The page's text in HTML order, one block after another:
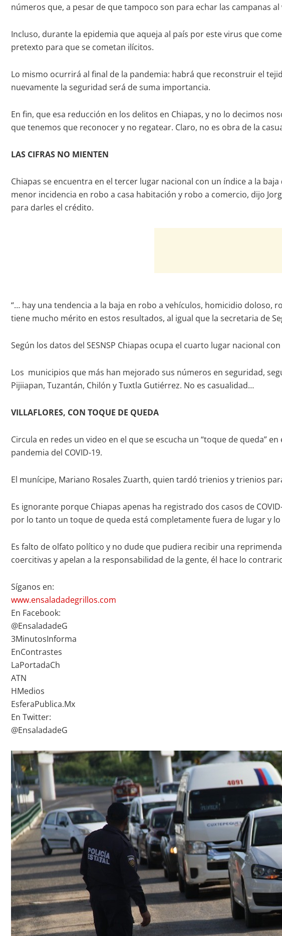
números que, a pesar de que tampoco son para echar las campanas
Incluso, durante la epidemia que aqueja al país por este virus que
pretexto para que se cometan ilícitos.
Lo mismo ocurrirá al final de la pandemia: habrá que reconstruir el
nuevamente la seguridad será de suma importancia.
En fin, que esa reducción en los delitos en Chiapas, y no lo decimos
que tenemos que reconocer y no regatear. Claro, no es obra de la
LAS CIFRAS NO MIENTEN
Chiapas se encuentra en el tercer lugar nacional con un índice a la
menor incidencia en robo a casa habitación y robo a comercio, dijo
para darles el crédito.
“… hay una tendencia a la baja en robo a vehículos, homicidio doloso,
tiene mucho mérito en estos resultados, al igual que la secretaria de
Según los datos del SESNSP Chiapas ocupa el cuarto lugar nacional
Los municipios que más han mejorado sus números en seguridad,
Pijiiapan, Tuzantán, Chilón y Tuxtla Gutiérrez. No es casualidad…
VILLAFLORES, CON TOQUE DE QUEDA
Circula en redes un video en el que se escucha un “toque de queda”
pandemia del COVID-19.
El munícipe, Mariano Rosales Zuarth, quien tardó trienios y trienios
Es ignorante porque Chiapas apenas ha registrado dos casos de
por lo tanto un toque de queda está completamente fuera de lugar y
Es falto de olfato político y no dude que pudiera recibir una
coercitivas y apelan a la responsabilidad de la gente, él hace lo
Síganos en:
www.ensaladadegrillos.com
En Facebook:
@EnsaladadeG
3MinutosInforma
EnContrastes
LaPortadaCh
ATN
HMedios
EsferaPublica.Mx
En Twitter:
@EnsaladadeG